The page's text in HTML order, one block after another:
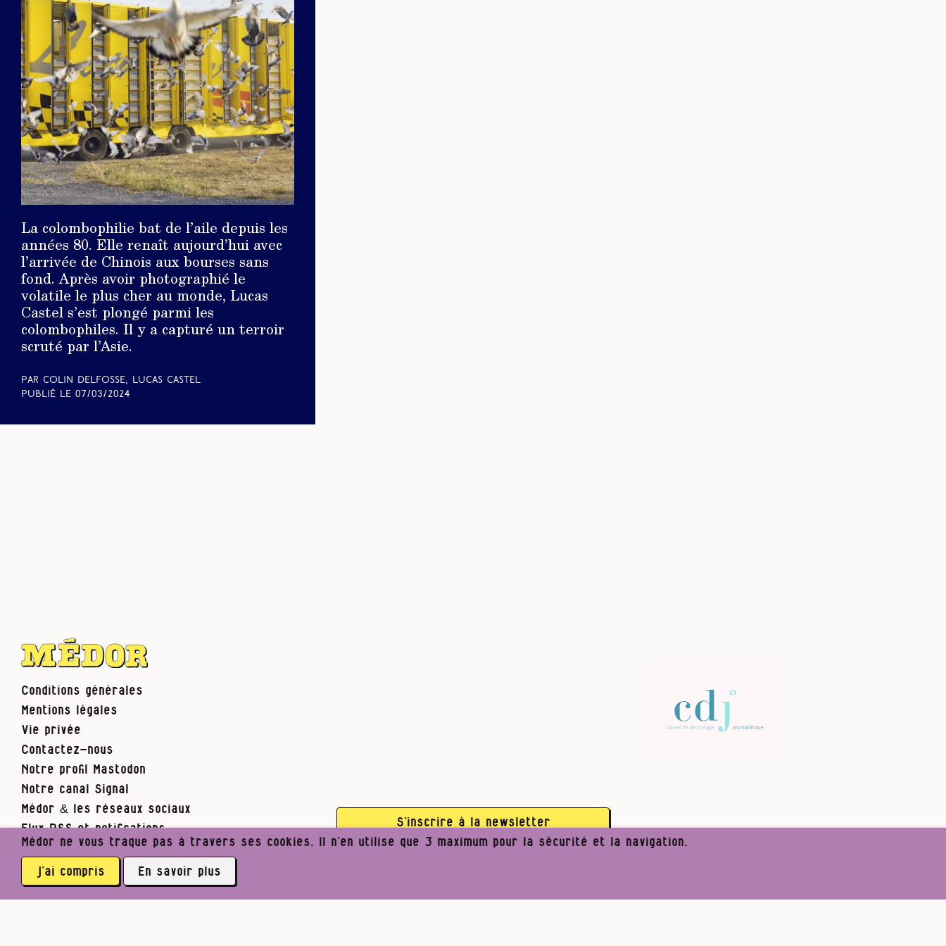
La colombophilie bat de l’aile depuis les
années 80. Elle renaît aujourd’hui avec
l’arrivée de Chinois aux bourses sans
fond. Après avoir photographié le
volatile le plus cher au monde, Lucas
Castel s’est plongé parmi les
colombophiles. Il y a capturé un terroir
scruté par l’Asie.
Par Colin Delfosse, Lucas Castel
Publié le 07/03/2024
Conditions générales
Mentions légales
Vie privée
Contactez-nous
Notre profil Mastodon
Notre canal Signal
Médor & les réseaux sociaux
Flux RSS et notifications
S’inscrire à la newsletter
Médor ne vous traque pas à travers ses cookies. Il n’en utilise que 3 maximum pour la sécurité et la navigation.
j’ai compris En savoir plus